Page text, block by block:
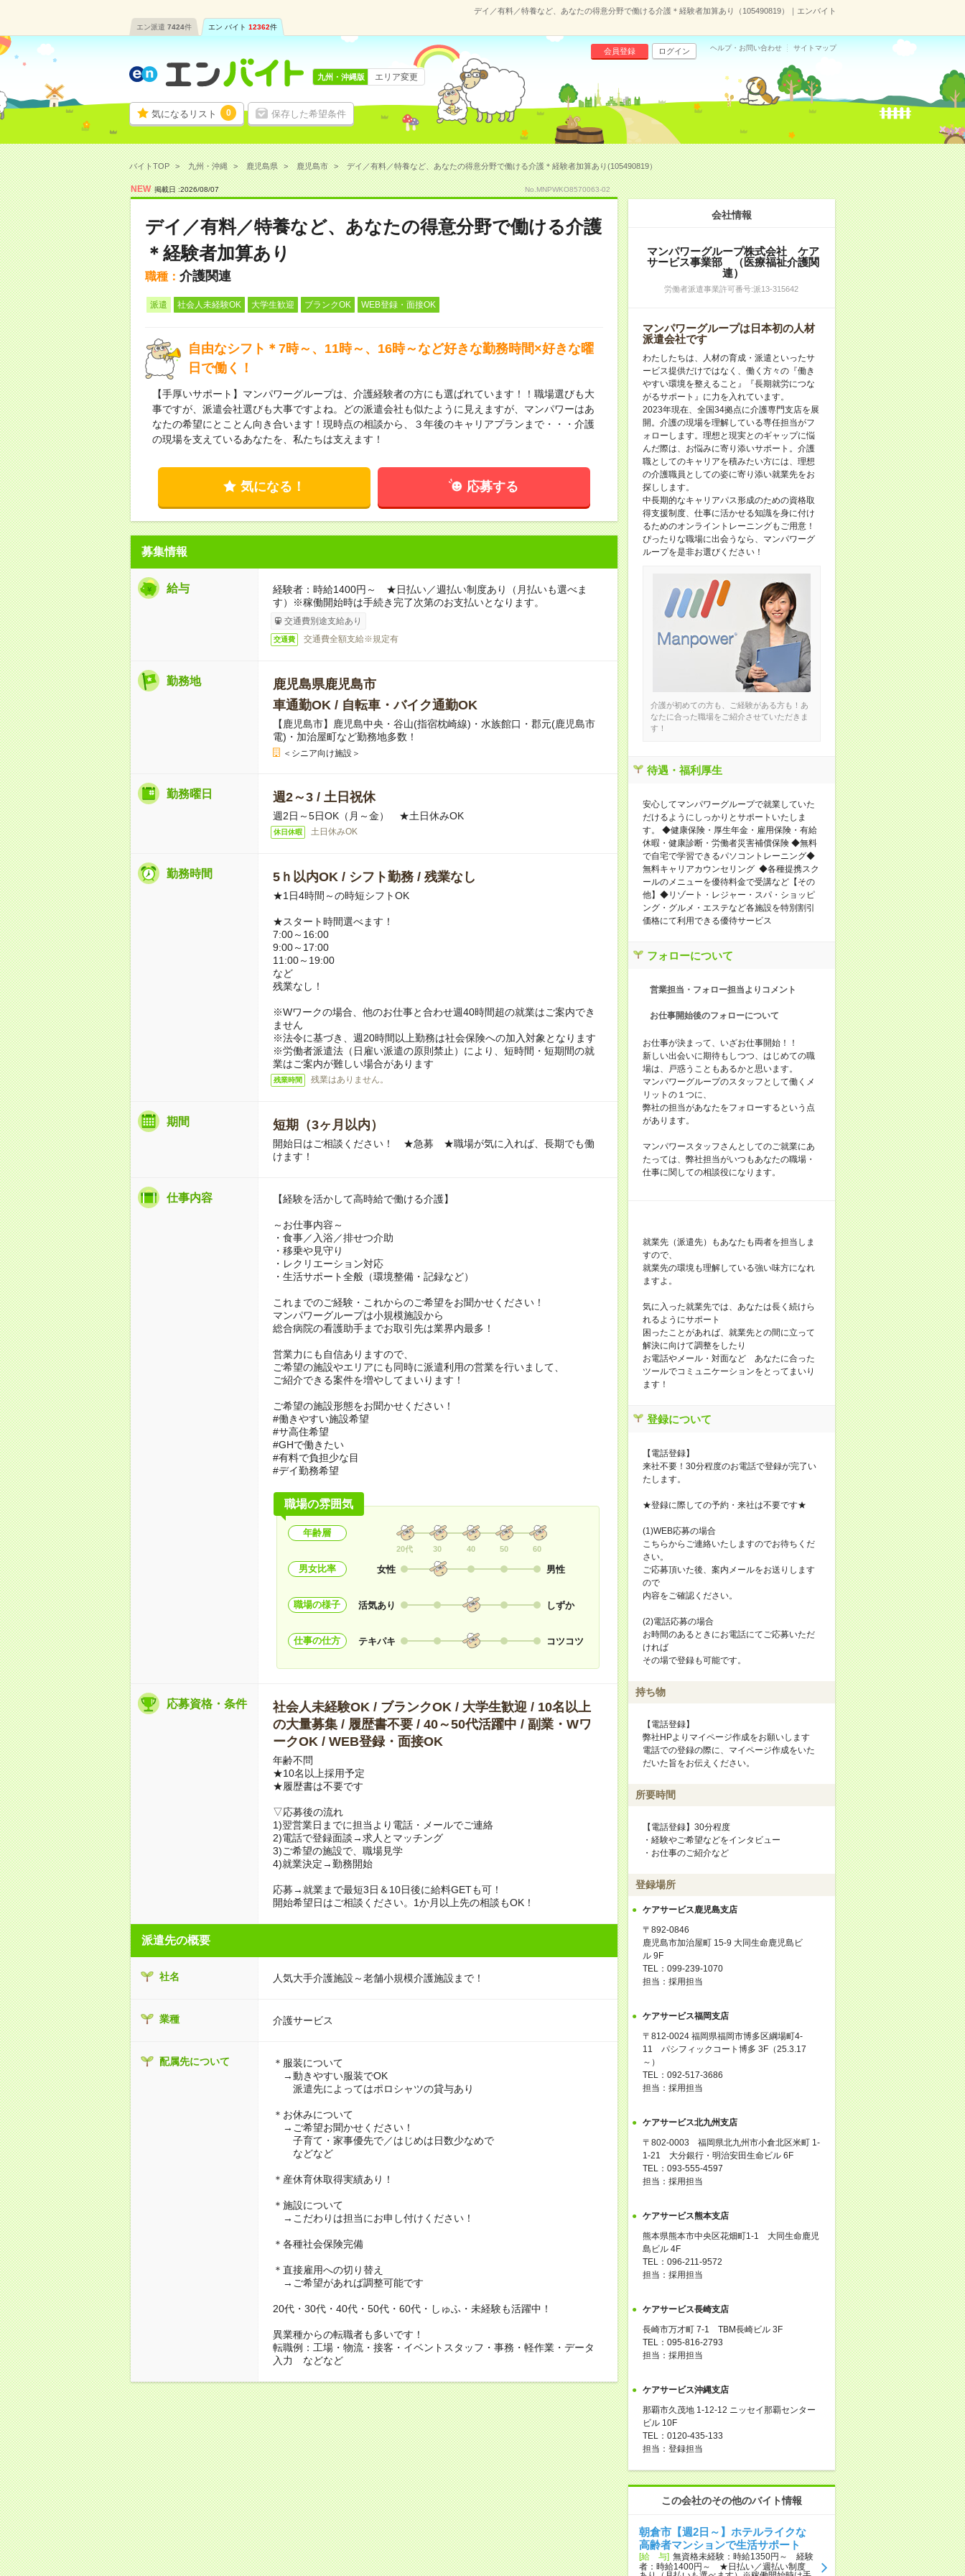
デイ／有料／特養など、あなたの得意分野で働ける介護＊経験者加算あり（105490819）｜エンバイト
エン派遣 7424件 エン バイト 12362件
気になるリスト 0 保存した希望条件
会員登録 ログイン ヘルプ・お問い合わせ サイトマップ
九州・沖縄版 エリア変更
バイトTOP 九州・沖縄 鹿児島県 鹿児島市 デイ／有料／特養など、あなたの得意分野で働ける介護＊経験者加算あり(105490819）
NEW 掲載日 :2026/08/07 No.MNPWKO8570063-02
デイ／有料／特養など、あなたの得意分野で働ける介護
＊経験者加算あり
職種： 介護関連
派遣 社会人未経験OK 大学生歓迎 ブランクOK WEB登録・面接OK
自由なシフト＊7時～、11時～、16時～など好きな勤務時間×好きな曜
日で働く！
【手厚いサポート】マンパワーグループは、介護経験者の方にも選ばれています！！職場選びも大
事ですが、派遣会社選びも大事ですよね。どの派遣会社も似たように見えますが、マンパワーはあ
なたの希望にとことん向き合います！現時点の相談から、３年後のキャリアプランまで・・・介護
の現場を支えているあなたを、私たちは支えます！
気になる！ 応募する
募集情報
給与
経験者：時給1400円～ ★日払い／週払い制度あり（月払いも選べま
す）※稼働開始時は手続き完了次第のお支払いとなります。
交通費別途支給あり
交通費 交通費全額支給※規定有
勤務地
鹿児島県鹿児島市
車通勤OK / 自転車・バイク通勤OK
【鹿児島市】鹿児島中央・谷山(指宿枕崎線)・水族館口・郡元(鹿児島市
電)・加治屋町など勤務地多数！
＜シニア向け施設＞
勤務曜日 週2～3 / 土日祝休
週2日～5日OK（月～金） ★土日休みOK
休日休暇 土日休みOK
勤務時間 5ｈ以内OK / シフト勤務 / 残業なし
★1日4時間～の時短シフトOK
★スタート時間選べます！
7:00～16:00
9:00～17:00
11:00～19:00
など
残業なし！
※Wワークの場合、他のお仕事と合わせ週40時間超の就業はご案内でき
ません
※法令に基づき、週20時間以上勤務は社会保険への加入対象となります
※労働者派遣法（日雇い派遣の原則禁止）により、短時間・短期間の就
業はご案内が難しい場合があります
残業時間 残業はありません。
期間 短期（3ヶ月以内）
開始日はご相談ください！ ★急募 ★職場が気に入れば、長期でも働
けます！
仕事内容 【経験を活かして高時給で働ける介護】
～お仕事内容～
・食事／入浴／排せつ介助
・移乗や見守り
・レクリエーション対応
・生活サポート全般（環境整備・記録など）
これまでのご経験・これからのご希望をお聞かせください！
マンパワーグループは小規模施設から
総合病院の看護助手までお取引先は業界内最多！
営業力にも自信ありますので、
ご希望の施設やエリアにも同時に派遣利用の営業を行いまして、
ご紹介できる案件を増やしてまいります！
ご希望の施設形態をお聞かせください！
#働きやすい施設希望
#サ高住希望
#GHで働きたい
#有料で負担少な目
#デイ勤務希望
職場の雰囲気
年齢層
20代 30 40 50 60
男女比率 女性 男性
職場の様子 活気あり しずか
仕事の仕方 テキパキ コツコツ
応募資格・条件
社会人未経験OK / ブランクOK / 大学生歓迎 / 10名以上
の大量募集 / 履歴書不要 / 40～50代活躍中 / 副業・Wワ
ークOK / WEB登録・面接OK
年齢不問
★10名以上採用予定
★履歴書は不要です
▽応募後の流れ
1)翌営業日までに担当より電話・メールでご連絡
2)電話で登録面談→求人とマッチング
3)ご希望の施設で、職場見学
4)就業決定→勤務開始
応募→就業まで最短3日＆10日後に給料GETも可！
開始希望日はご相談ください。1か月以上先の相談もOK！
派遣先の概要
社名 人気大手介護施設～老舗小規模介護施設まで！
業種 介護サービス
配属先について
＊服装について
→動きやすい服装でOK
派遣先によってはポロシャツの貸与あり
＊お休みについて
→ご希望お聞かせください！
子育て・家事優先で／はじめは日数少なめで
などなど
＊産休育休取得実績あり！
＊施設について
→こだわりは担当にお申し付けください！
＊各種社会保険完備
＊直接雇用への切り替え
→ご希望があれば調整可能です
20代・30代・40代・50代・60代・しゅふ・未経験も活躍中！
異業種からの転職者も多いです！
転職例：工場・物流・接客・イベントスタッフ・事務・軽作業・データ
入力 などなど
会社情報
マンパワーグループ株式会社 ケア
サービス事業部 （医療福祉介護関
連）
労働者派遣事業許可番号:派13-315642
マンパワーグループは日本初の人材
派遣会社です
わたしたちは、人材の育成・派遣といったサ
ービス提供だけではなく、働く方々の『働き
やすい環境を整えること』『長期就労につな
がるサポート』に力を入れています。
2023年現在、全国34拠点に介護専門支店を展
開。介護の現場を理解している専任担当がフ
ォローします。理想と現実とのギャップに悩
んだ際は、お悩みに寄り添いサポート。介護
職としてのキャリアを積みたい方には、理想
の介護職員としての姿に寄り添い就業先をお
探しします。
中長期的なキャリアパス形成のための資格取
得支援制度、仕事に活かせる知識を身に付け
るためのオンライントレーニングもご用意！
ぴったりな職場に出会うなら、マンパワーグ
ループを是非お選びください！
介護が初めての方も、ご経験がある方も！あ
なたに合った職場をご紹介させていただきま
す！
待遇・福利厚生
安心してマンパワーグループで就業していた
だけるようにしっかりとサポートいたしま
す。 ◆健康保険・厚生年金・雇用保険・有給
休暇・健康診断・労働者災害補償保険 ◆無料
で自宅で学習できるパソコントレーニング◆
無料キャリアカウンセリング ◆各種提携スク
ールのメニューを優待料金で受講など【その
他】◆リゾート・レジャー・スパ・ショッピ
ング・グルメ・エステなど各施設を特別割引
価格にて利用できる優待サービス
フォローについて
営業担当・フォロー担当よりコメント
お仕事開始後のフォローについて
お仕事が決まって、いざお仕事開始！！
新しい出会いに期待もしつつ、はじめての職
場は、戸惑うこともあるかと思います。
マンパワーグループのスタッフとして働くメ
リットの１つに、
弊社の担当があなたをフォローするという点
があります。
マンパワースタッフさんとしてのご就業にあ
たっては、弊社担当がいつもあなたの職場・
仕事に関しての相談役になります。
就業先（派遣先）もあなたも両者を担当しま
すので、
就業先の環境も理解している強い味方になれ
ますよ。
気に入った就業先では、あなたは長く続けら
れるようにサポート
困ったことがあれば、就業先との間に立って
解決に向けて調整をしたり
お電話やメール・対面など あなたに合った
ツールでコミュニケーションをとってまいり
ます！
登録について
【電話登録】
来社不要！30分程度のお電話で登録が完了い
たします。
★登録に際しての予約・来社は不要です★
(1)WEB応募の場合
こちらからご連絡いたしますのでお待ちくだ
さい。
ご応募頂いた後、案内メールをお送りします
ので
内容をご確認ください。
(2)電話応募の場合
お時間のあるときにお電話にてご応募いただ
ければ
その場で登録も可能です。
持ち物
【電話登録】
弊社HPよりマイページ作成をお願いします
電話での登録の際に、マイページ作成をいた
だいた旨をお伝えください。
所要時間
【電話登録】30分程度
・経験やご希望などをインタビュー
・お仕事のご紹介など
登録場所
ケアサービス鹿児島支店
〒892-0846
鹿児島市加治屋町 15-9 大同生命鹿児島ビ
ル 9F
TEL：099-239-1070
担当：採用担当
ケアサービス福岡支店
〒812-0024 福岡県福岡市博多区綱場町4-
11 パシフィックコート博多 3F（25.3.17
～）
TEL：092-517-3686
担当：採用担当
ケアサービス北九州支店
〒802-0003 福岡県北九州市小倉北区米町 1-
1-21 大分銀行・明治安田生命ビル 6F
TEL：093-555-4597
担当：採用担当
ケアサービス熊本支店
熊本県熊本市中央区花畑町1-1 大同生命鹿児
島ビル 4F
TEL：096-211-9572
担当：採用担当
ケアサービス長崎支店
長崎市万才町 7-1 TBM長崎ビル 3F
TEL：095-816-2793
担当：採用担当
ケアサービス沖縄支店
那覇市久茂地 1-12-12 ニッセイ那覇センター
ビル 10F
TEL：0120-435-133
担当：登録担当
この会社のその他のバイト情報
朝倉市【週2日～】ホテルライクな
高齢者マンションで生活サポート
[給 与] 無資格未経験：時給1350円～ 経験
者：時給1400円～ ★日払い／週払い制度